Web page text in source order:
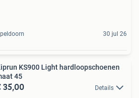
30 jul 26
KS900 Light hardloopschoenen
45
35,00 Details